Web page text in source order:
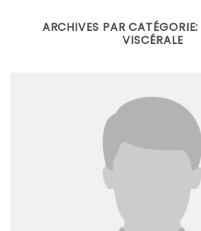
ARCHIVES PAR CATÉGORIE:
VISCÉRALE